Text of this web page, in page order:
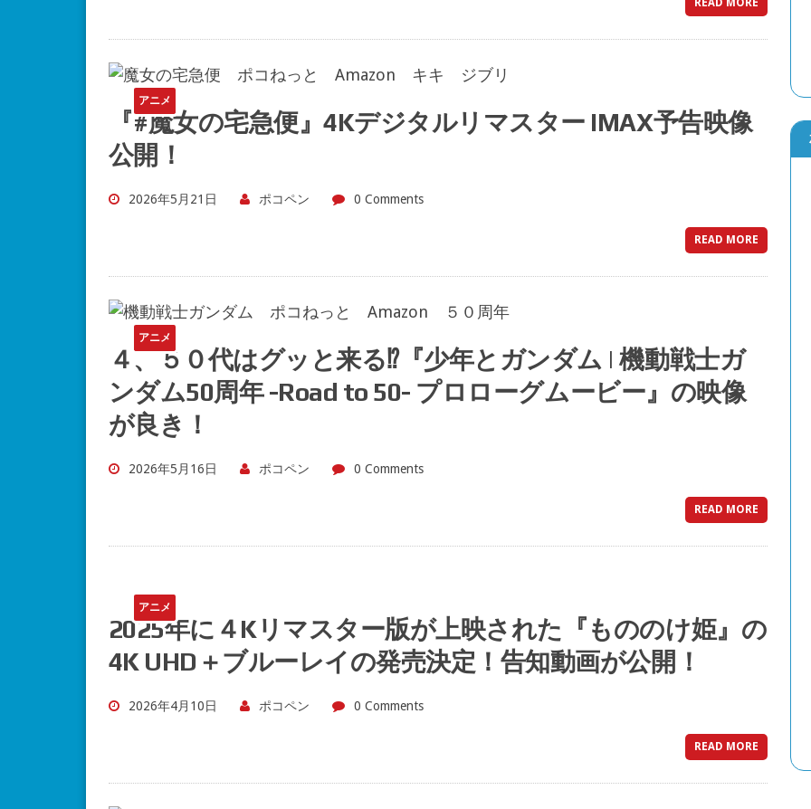
「ひいおばあちゃんが言っていた！」『仮面ライダ
ん？コレだけ？？『ゴジラ-0.0』特報映像
2026年7月9日
アニメ
『#魔女の宅急便』4Kデジタルリマスター IMAX予告映像
公開！
2026年5月21日 ポコペン 0 Comments
READ MORE
アニメ
４、５０代はグッと来る⁉『少年とガンダム | 機動戦士ガ
ンダム50周年 -Road to 50- プロローグムービー』の映像
が良き！
2026年5月16日 ポコペン 0 Comments
READ MORE
アニメ
2025年に４Kリマスター版が上映された『もののけ姫』の
4K UHD＋ブルーレイの発売決定！告知動画が公開！
2026年4月10日 ポコペン 0 Comments
READ MORE